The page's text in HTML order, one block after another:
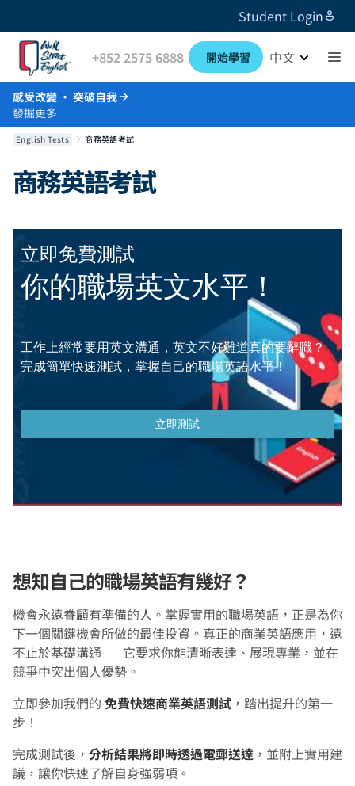
Student Login
+852 2575 6888 開始學習 中文
感受改變 · 突破自我
發掘更多
English Tests 商務英語考試
商務英語考試
想知自己的職場英語有幾好？
機會永遠眷顧有準備的人。掌握實用的職場英語，正是為你
下一個關鍵機會所做的最佳投資。真正的商業英語應用，遠
不止於基礎溝通——它要求你能清晰表達、展現專業，並在
競爭中突出個人優勢。
立即參加我們的 免費快速商業英語測試 ，踏出提升的第一
步！
完成測試後， 分析結果將即時透過電郵送達 ，並附上實用建
議，讓你快速了解自身強弱項。